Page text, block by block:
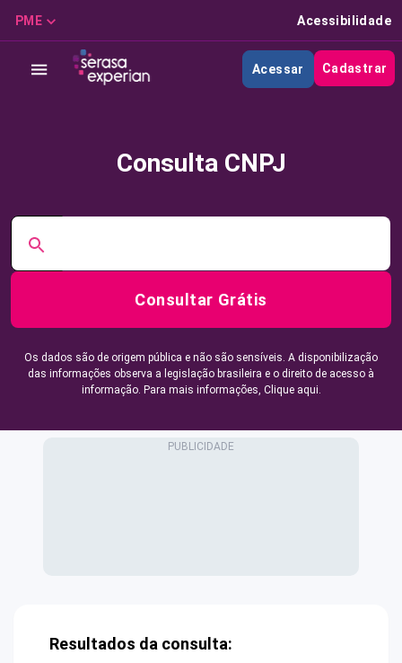
PME Acessibilidade
Acessar Cadastrar
Consulta CNPJ
Consultar Grátis
Os dados são de origem pública e não são sensíveis. A disponibilização
das informações observa a legislação brasileira e o direito de acesso à
informação. Para mais informações, Clique aqui.
Resultados da consulta: